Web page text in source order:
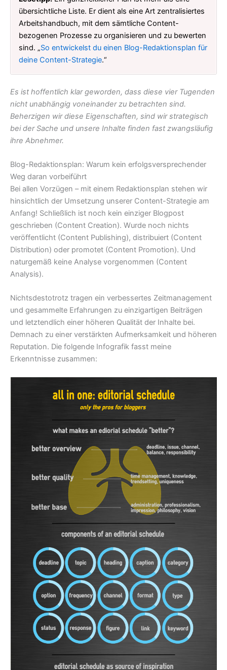
übersichtliche Liste. Er dient als eine Art zentralisiertes
Arbeitshandbuch, mit dem sämtliche Content-
bezogenen Prozesse zu organisieren und zu bewerten
sind. „So entwickelst du einen Blog-Redaktionsplan für
deine Content-Strategie.“
Es ist hoffentlich klar geworden, dass diese vier Tugenden
nicht unabhängig voneinander zu betrachten sind.
Beherzigen wir diese Eigenschaften, sind wir strategisch
bei der Sache und unsere Inhalte finden fast zwangsläufig
ihre Abnehmer.
Blog-Redaktionsplan: Warum kein erfolgsversprechender
Weg daran vorbeiführt
Bei allen Vorzügen – mit einem Redaktionsplan stehen wir
hinsichtlich der Umsetzung unserer Content-Strategie am
Anfang! Schließlich ist noch kein einziger Blogpost
geschrieben (Content Creation). Wurde noch nichts
veröffentlicht (Content Publishing), distribuiert (Content
Distribution) oder promotet (Content Promotion). Und
naturgemäß keine Analyse vorgenommen (Content
Analysis).
Nichtsdestotrotz tragen ein verbessertes Zeitmanagement
und gesammelte Erfahrungen zu einzigartigen Beiträgen
und letztendlich einer höheren Qualität der Inhalte bei.
Demnach zu einer verstärkten Aufmerksamkeit und höheren
Reputation. Die folgende Infografik fasst meine
Erkenntnisse zusammen: